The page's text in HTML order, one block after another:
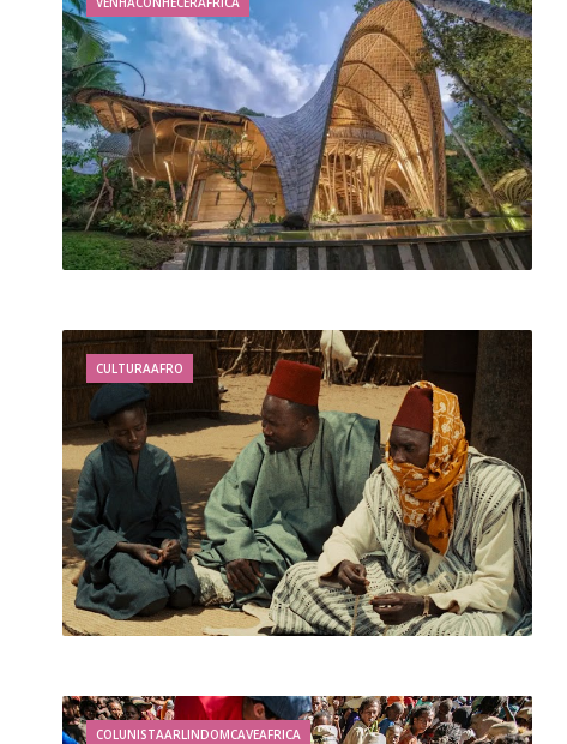
CULTURAAFRO
COLUNISTAARLINDOMCAVEAFRICA